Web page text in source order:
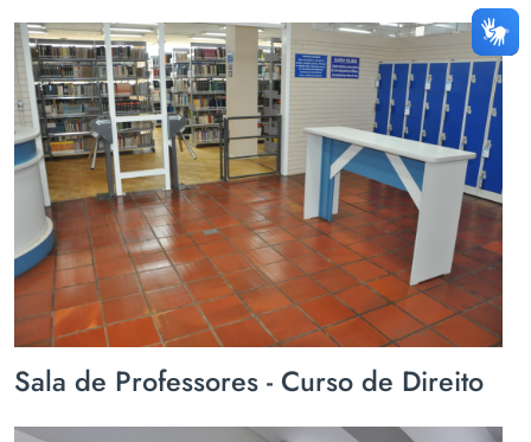
Sala de Professores - Curso de Direito